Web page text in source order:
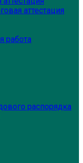
аттестация
работа
распорядка